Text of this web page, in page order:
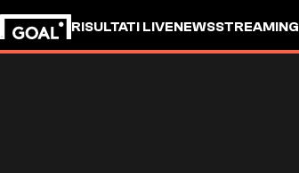
RISULTATI LIVENEWSSTREAMING